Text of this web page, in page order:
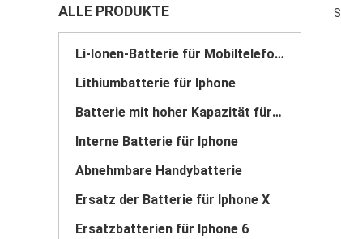
ALLE PRODUKTE
Li-Ionen-Batterie für Mobiltelefone
Lithiumbatterie für Iphone
Batterie mit hoher Kapazität für Iphone
Interne Batterie für Iphone
Abnehmbare Handybatterie
Ersatz der Batterie für Iphone X
Ersatzbatterien für Iphone 6